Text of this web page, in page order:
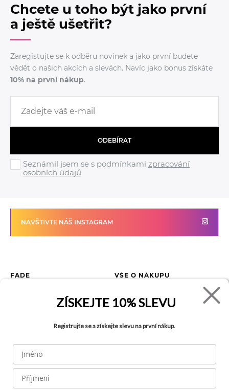
Chcete u toho být jako první
a ještě ušetřit?
Zaregistujte se k odběru novinek a jako první budete
vědět o našich akcích a slevách. Navíc jako bonus získáte
10% na první nákup.
ODEBÍRAT
Seznámil jsem se s podmínkami zpracování
osobních údajů
NAVŠTIVTE NÁŠ INSTAGRAM
FADE
Blog
VŠE O NÁKUPU
Jak reklamovat zboží
Tabulka velikostí
Recyklace
ZÍSKEJTE 10% SLEVU
Registrujte se a získejte slevu na první nákup.